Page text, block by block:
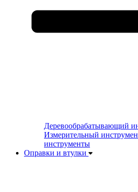
Деревообрабатывающий
Измерительный
инструменты
Оправки и втулки